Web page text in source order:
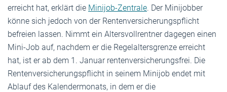
erreicht hat, erklärt die Minijob-Zentrale. Der Minijobber
könne sich jedoch von der Rentenversicherungspflicht
befreien lassen. Nimmt ein Altersvollrentner dagegen einen
Mini-Job auf, nachdem er die Regelaltersgrenze erreicht
hat, ist er ab dem 1. Januar rentenversicherungsfrei. Die
Rentenversicherungspflicht in seinem Minijob endet mit
Ablauf des Kalendermonats, in dem er die